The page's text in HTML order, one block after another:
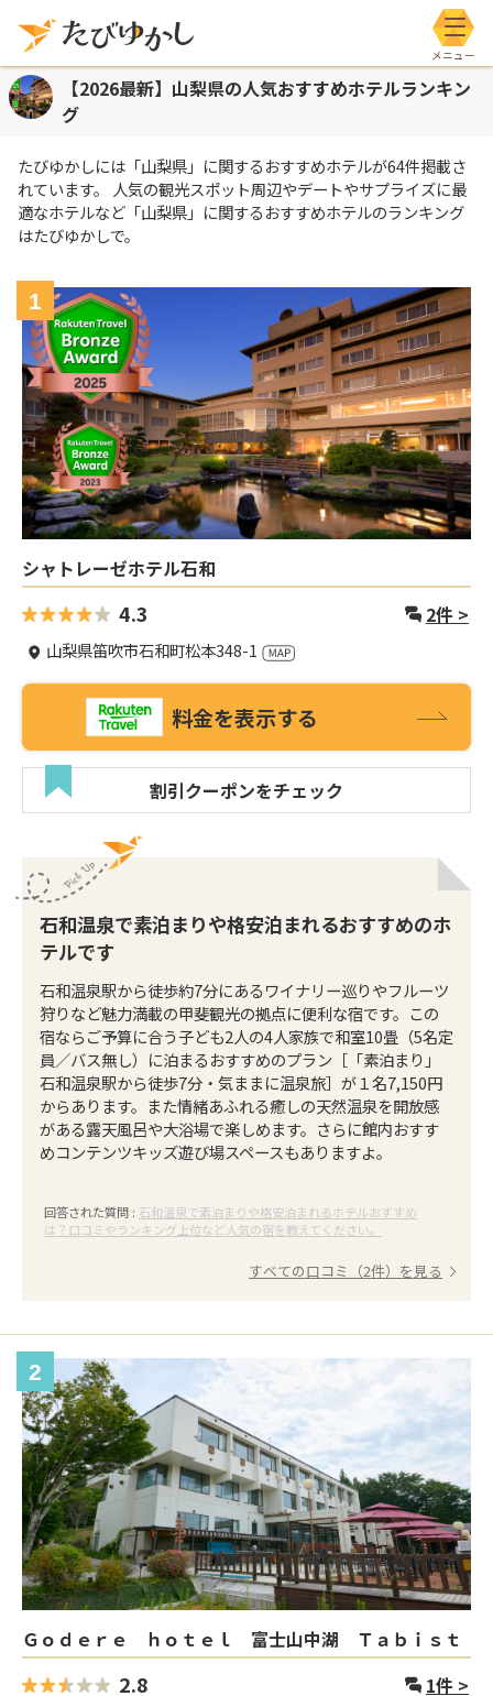
メニ
【2026最新】山梨県の人気おすすめホテルランキン
グ
たびゆかしには 「山梨県」 に関するおすすめホテルが64件掲載さ
れています。 人気の観光スポット周辺やデートやサプライズに最
適なホテルなど 「山梨県」 に関するおすすめホテルのランキング
はたびゆかしで。
1
シャトレーゼホテル石和
4.3 2件 >
山梨県笛吹市石和町松本348-1
料金を表示する
割引クーポンをチェック
石和温泉で素泊まりや格安泊まれるおすすめのホ
テルです
石和温泉駅から徒歩約7分にあるワイナリー巡りやフルーツ
狩りなど魅力満載の甲斐観光の拠点に便利な宿です。この
宿ならご予算に合う子ども2人の4人家族で和室10畳（5名定
員／バス無し）に泊まるおすすめのプラン［「素泊まり」
石和温泉駅から徒歩7分・気ままに温泉旅］が１名7,150円
からあります。また情緒あふれる癒しの天然温泉を開放感
がある露天風呂や大浴場で楽しめます。さらに館内おすす
めコンテンツキッズ遊び場スペースもありますよ。
回答された質問 : 石和温泉で素泊まりや格安泊まれるホテルおすすめ
は？口コミやランキング上位など人気の宿を教えてください。
すべての口コミ（2件）を見る
2
Ｇｏｄｅｒｅ ｈｏｔｅｌ 富士山中湖 Ｔａｂｉｓｔ
2.8 1件 >